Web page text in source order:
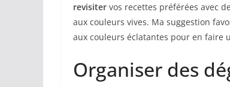
revisiter vos recettes préférées avec
aux couleurs vives. Ma suggestion
aux couleurs éclatantes pour en faire
Organiser des